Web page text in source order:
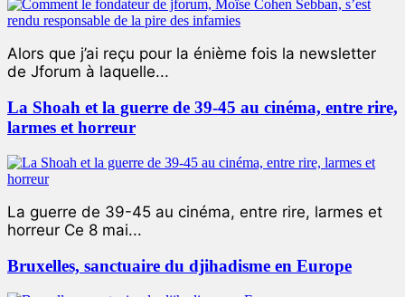
Alors que j’ai reçu pour la énième fois la newsletter
de Jforum à laquelle...
La Shoah et la guerre de 39-45 au cinéma, entre rire,
larmes et horreur
La guerre de 39-45 au cinéma, entre rire, larmes et
horreur Ce 8 mai...
Bruxelles, sanctuaire du djihadisme en Europe